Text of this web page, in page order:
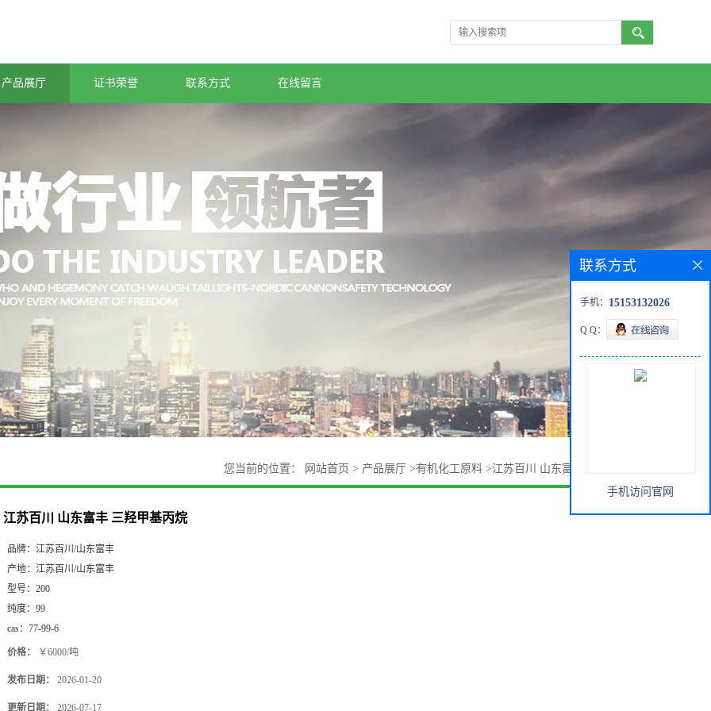
产品展厅 证书荣誉 联系方式 在线留言
您当前的位置： 网站首页 > 产品展厅 >有机化工原料 >江苏百川 山东富丰 三羟甲基丙烷
江苏百川 山东富丰 三羟甲基丙烷
品牌： 江苏百川/山东富丰
产地： 江苏百川/山东富丰
型号： 200
纯度： 99
cas： 77-99-6
价格： ￥6000/吨
发布日期： 2026-01-20
更新日期： 2026-07-17
联系方式
手机： 15153132026
Q Q：
手机访问官网